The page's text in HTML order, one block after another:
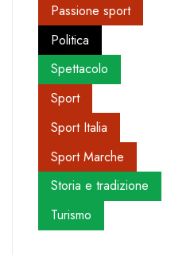
Passione sport
Politica
Spettacolo
Sport
Sport Italia
Sport Marche
Storia e tradizione
Turismo